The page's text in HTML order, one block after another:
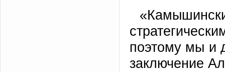
поэтому мы и
заключение